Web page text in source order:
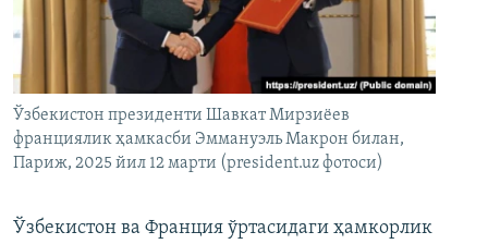
Ўзбекистон президенти Шавкат Мирзиёев
франциялик ҳамкасби Эммануэль Макрон билан,
Париж, 2025 йил 12 марти (president.uz фотоси)
Ўзбекистон ва Франция ўртасидаги ҳамкорлик